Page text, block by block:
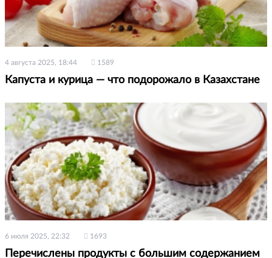
4 августа 2025, 18:44 1589
Капуста и курица — что подорожало в Казахстане
6 июля 2025, 22:32 1693
Перечислены продукты с большим содержанием